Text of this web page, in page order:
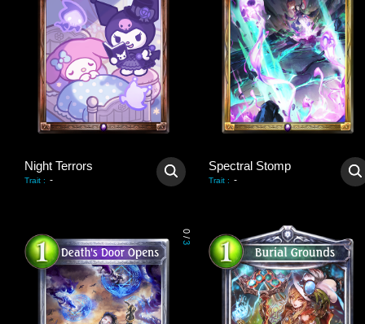
Night Terrors
Trait : -
Spectral Stomp
Trait : -
0
/
3